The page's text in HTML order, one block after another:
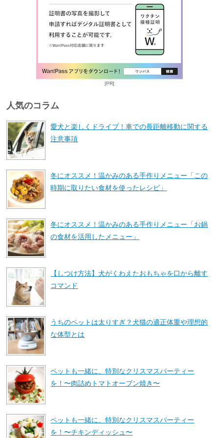
[PR]
人気のコラム
愛犬と楽しくドライブ！車での長距離移動に関する
注意事項
冬にオススメ！温かみのある手作りメニュー「この
時期に取りたい食材を使ったレシピ」
冬にオススメ！温かみのある手作りメニュー「お鍋
の食材を活用したメニュー」
【しつけ方法】犬がくわえたおもちゃを口から離す
コマンド
うちのペットは太りすぎ？犬猫の適正体重や理想的
な体型とは
ペットも一緒に、特別なクリスマスパーティー
を！〜肉詰めトマトオーブン焼き〜
ペットも一緒に、特別なクリスマスパーティー
を！〜チキンディッシュ〜